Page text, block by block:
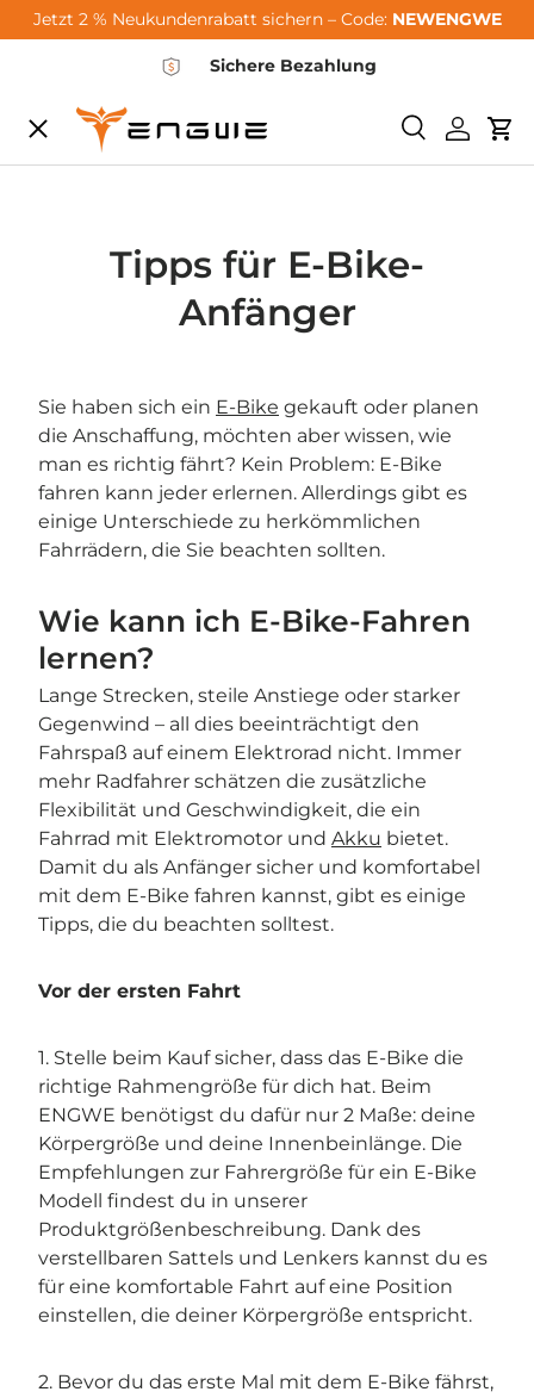
Vai al contenuto
Jetzt 2 % Neukundenrabatt sichern – Code: NEWENGWE
Sichere Bezahlung
Login
Menu
City-Sale
E-Bikes
Community
Support
Tipps für E-Bike-
Anfänger
Sie haben sich ein E-Bike gekauft oder planen
die Anschaffung, möchten aber wissen, wie
man es richtig fährt? Kein Problem: E-Bike
fahren kann jeder erlernen. Allerdings gibt es
einige Unterschiede zu herkömmlichen
Fahrrädern, die Sie beachten sollten.
Wie kann ich E-Bike-Fahren
lernen?
Lange Strecken, steile Anstiege oder starker
Gegenwind – all dies beeinträchtigt den
Fahrspaß auf einem Elektrorad nicht. Immer
mehr Radfahrer schätzen die zusätzliche
Flexibilität und Geschwindigkeit, die ein
Fahrrad mit Elektromotor und Akku bietet.
Damit du als Anfänger sicher und komfortabel
mit dem E-Bike fahren kannst, gibt es einige
Tipps, die du beachten solltest.
Vor der ersten Fahrt
1. Stelle beim Kauf sicher, dass das E-Bike die
richtige Rahmengröße für dich hat. Beim
ENGWE benötigst du dafür nur 2 Maße: deine
Körpergröße und deine Innenbeinlänge. Die
Empfehlungen zur Fahrergröße für ein E-Bike
Modell findest du in unserer
Produktgrößenbeschreibung. Dank des
verstellbaren Sattels und Lenkers kannst du es
für eine komfortable Fahrt auf eine Position
einstellen, die deiner Körpergröße entspricht.
2. Bevor du das erste Mal mit dem E-Bike fährst,